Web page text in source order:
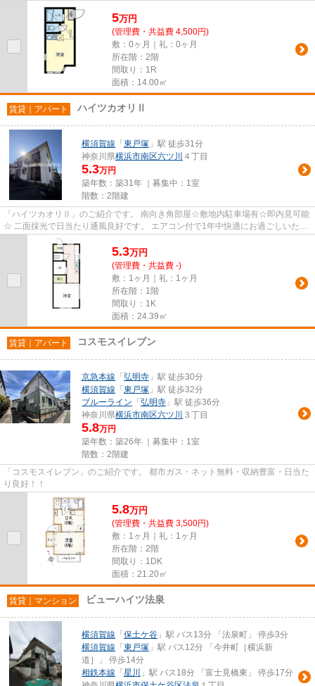
5万円
(管理費・共益費 4,500円)
敷：0ヶ月｜礼：0ヶ月
所在階：2階
間取り：1R
面積：14.00㎡
賃貸｜アパート ハイツカオリⅡ
横須賀線 「 東戸塚 」駅 徒歩31分
神奈川県横浜市南区六ツ川 ４丁目
5.3万円
築年数：築31年 ｜募集中： 1室
階数：2階建
「ハイツカオリⅡ」のご紹介です。 南向き角部屋☆敷地内駐車場有☆即内見可能
☆ 二面採光で日当たり通風良好です。 エアコン付で1年中快適にお過ごしいただ
けます。 人気のバストイレ別タ...
5.3万円
(管理費・共益費 -)
敷：1ヶ月｜礼：1ヶ月
所在階：1階
間取り：1K
面積：24.39㎡
賃貸｜アパート コスモスイレブン
京急本線 「 弘明寺 」駅 徒歩30分
横須賀線 「 東戸塚 」駅 徒歩32分
ブルーライン 「 弘明寺 」駅 徒歩36分
神奈川県横浜市南区六ツ川 ３丁目
5.8万円
築年数：築26年 ｜募集中： 1室
階数：2階建
「コスモスイレブン」のご紹介です。 都市ガス・ネット無料・収納豊富・日当た
り良好！！
5.8万円
(管理費・共益費 3,500円)
敷：1ヶ月｜礼：1ヶ月
所在階：2階
間取り：1DK
面積：21.20㎡
賃貸｜マンション ビューハイツ法泉
横須賀線 「 保土ケ谷 」駅 バス13分 「法泉町」 停歩3分
横須賀線 「 東戸塚 」駅 バス12分 「今井町［横浜新
道］」 停歩14分
相鉄本線 「 星川
」駅 バス18分 「富士見橋東」 停歩17分